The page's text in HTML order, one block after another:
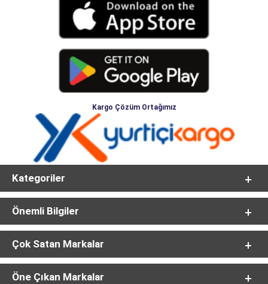
Kargo Çözüm Ortağımız
Kategoriler
Önemli Bilgiler
Çok Satan Markalar
Öne Çıkan Markalar